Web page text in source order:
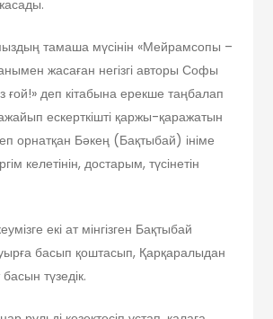
тамаша мүсінін «Мейрамсопы –
жасаған негізгі авторы Софы
ғой!» деп кітабына ерекше таңбалап
ескерткішті қаржы-қаражатын
орнатқан Бәкең (Бақтыбай) ініме
келетінін, достарым, түсінетін
екі ат мінгізген Бақтыбай
басып қоштасып, Қарқаралыдан
түзедік.